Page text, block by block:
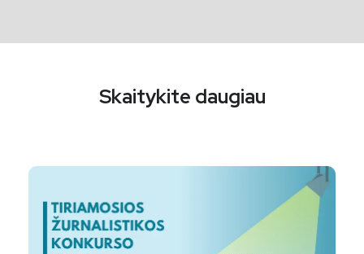
Skaitykite daugiau